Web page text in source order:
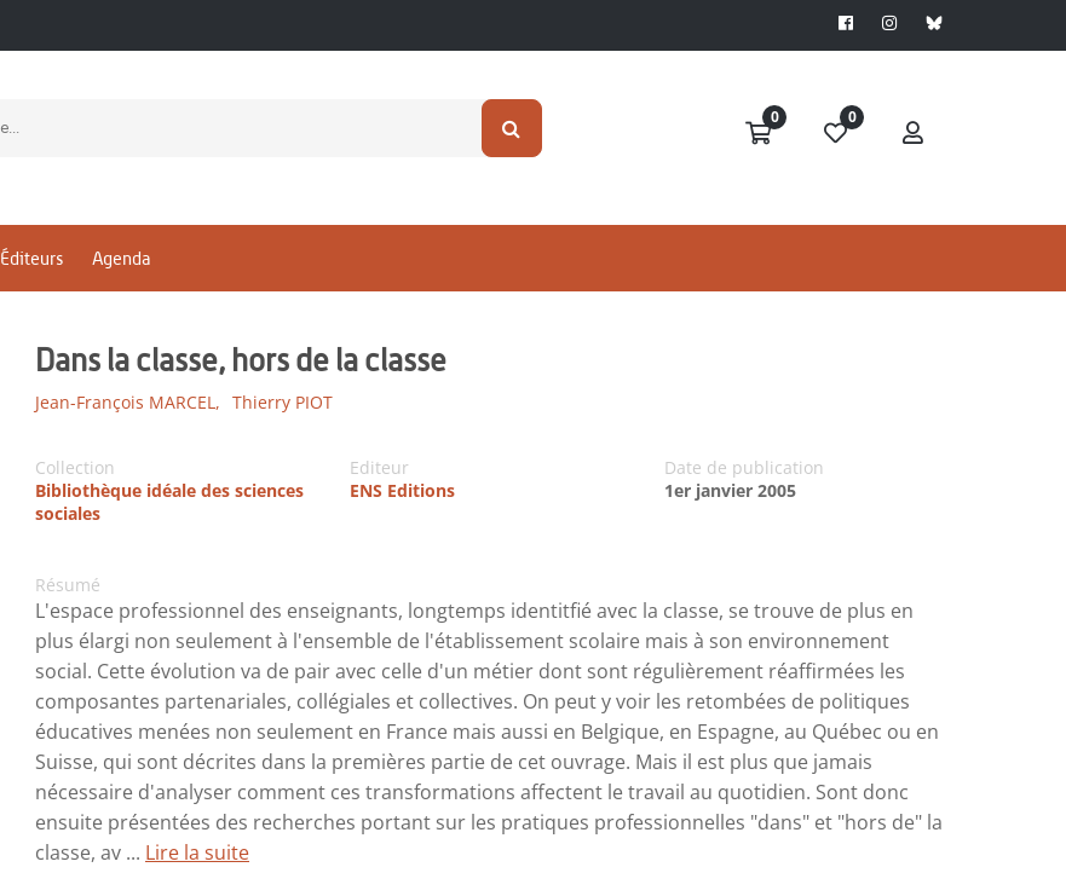
0 0
Éditeurs Agenda
Dans la classe, hors de la classe
Jean-François MARCEL, Thierry PIOT
Collection
Bibliothèque idéale des sciences
sociales
Editeur
ENS Editions
Date de publication
1er janvier 2005
Résumé
L'espace professionnel des enseignants, longtemps identitfié avec la classe, se trouve de plus en
plus élargi non seulement à l'ensemble de l'établissement scolaire mais à son environnement
social. Cette évolution va de pair avec celle d'un métier dont sont régulièrement réaffirmées les
composantes partenariales, collégiales et collectives. On peut y voir les retombées de politiques
éducatives menées non seulement en France mais aussi en Belgique, en Espagne, au Québec ou en
Suisse, qui sont décrites dans la premières partie de cet ouvrage. Mais il est plus que jamais
nécessaire d'analyser comment ces transformations affectent le travail au quotidien. Sont donc
ensuite présentées des recherches portant sur les pratiques professionnelles "dans" et "hors de" la
classe, av ... Lire la suite